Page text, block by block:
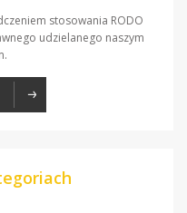
stosowania RODO
udzielanego naszym